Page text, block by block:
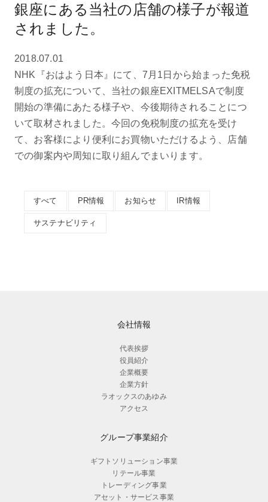
銀座にある当社の店舗の様子が報道
されました。
2018.07.01
NHK『おはよう日本』にて、7月1日から始まった免税
制度の拡充について、当社の銀座EXITMELSAで制度
開始の準備にあたる様子や、今後期待されることにつ
いて取材されました。今回の免税制度の拡充を受け
て、お客様により便利にお買物いただけるよう、店舗
での御案内や周知に取り組んでまいります。
すべて PR情報 お知らせ IR情報
サステナビリティ
会社情報
代表挨拶
役員紹介
企業概要
企業方針
ラオックスのあゆみ
アクセス
グループ事業紹介
ギフトソリューション事業
リテール事業
トレーディング事業
アセット・サービス事業